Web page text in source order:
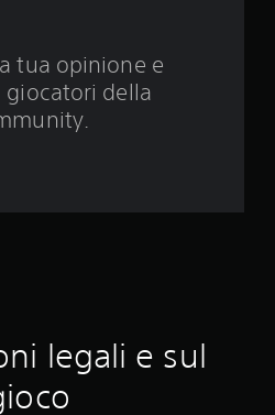
o
tua opinione e
giocatori della
legali e sul